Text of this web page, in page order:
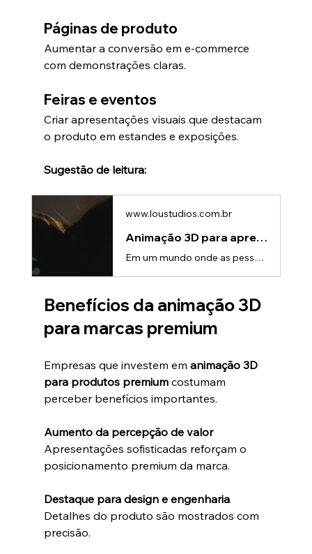
Páginas de produto
Aumentar a conversão em e-commerce
com demonstrações claras.
Feiras e eventos
Criar apresentações visuais que destacam
o produto em estandes e exposições.
Sugestão de leitura:
www.loustudios.com.br
Animação 3D para apresentações: transforme sua comunicação
Em um mundo onde as pessoas são constantemente expostas a informações, captar e manter a atenção do público se tornou um dos maiores desafios das apresentações corporativas.Seja em lançamentos de produtos, reuniões estratégicas, eventos ou apresentações comerciais, empresas precisam encontrar maneiras mais impactantes de comunicar suas ideias.É nesse cenário que a animação 3D se destaca como uma ferramenta poderosa para transformar apresentações tradicionais em experiências visuais envolventes e
Benefícios da animação 3D
para marcas premium
Empresas que investem em animação 3D
para produtos premium costumam
perceber benefícios importantes.
Aumento da percepção de valor
Apresentações sofisticadas reforçam o
posicionamento premium da marca.
Destaque para design e engenharia
Detalhes do produto são mostrados com
precisão.